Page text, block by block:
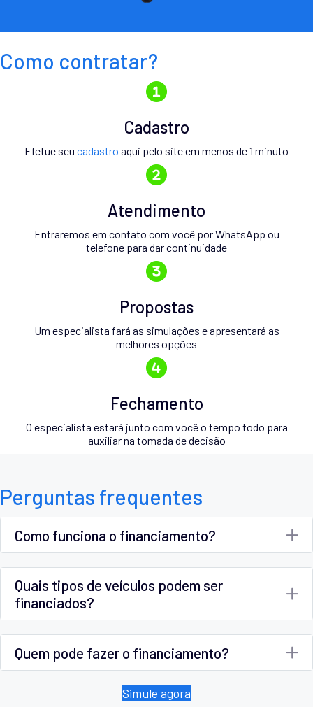
Como contratar?
Cadastro
Efetue seu cadastro aqui pelo site em menos de 1 minuto
Atendimento
Entraremos em contato com você por WhatsApp ou
telefone para dar continuidade
Propostas
Um especialista fará as simulações e apresentará as
melhores opções
Fechamento
O especialista estará junto com você o tempo todo para
auxiliar na tomada de decisão
Perguntas frequentes
Como funciona o financiamento?
Quais tipos de veículos podem ser
financiados?
Quem pode fazer o financiamento?
Simule agora